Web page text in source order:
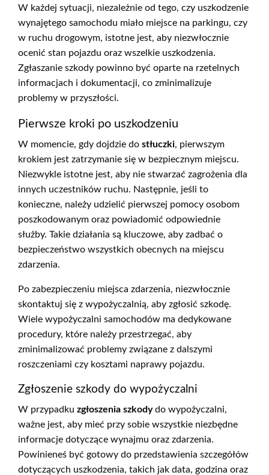
W każdej sytuacji, niezależnie od tego, czy uszkodzenie
wynajętego samochodu miało miejsce na parkingu, czy
w ruchu drogowym, istotne jest, aby niezwłocznie
ocenić stan pojazdu oraz wszelkie uszkodzenia.
Zgłaszanie szkody powinno być oparte na rzetelnych
informacjach i dokumentacji, co zminimalizuje
problemy w przyszłości.
Pierwsze kroki po uszkodzeniu
W momencie, gdy dojdzie do stłuczki, pierwszym
krokiem jest zatrzymanie się w bezpiecznym miejscu.
Niezwykle istotne jest, aby nie stwarzać zagrożenia dla
innych uczestników ruchu. Następnie, jeśli to
konieczne, należy udzielić pierwszej pomocy osobom
poszkodowanym oraz powiadomić odpowiednie
służby. Takie działania są kluczowe, aby zadbać o
bezpieczeństwo wszystkich obecnych na miejscu
zdarzenia.
Po zabezpieczeniu miejsca zdarzenia, niezwłocznie
skontaktuj się z wypożyczalnią, aby zgłosić szkodę.
Wiele wypożyczalni samochodów ma dedykowane
procedury, które należy przestrzegać, aby
zminimalizować problemy związane z dalszymi
roszczeniami czy kosztami naprawy pojazdu.
Zgłoszenie szkody do wypożyczalni
W przypadku zgłoszenia szkodydo wypożyczalni,
ważne jest, aby mieć przy sobie wszystkie niezbędne
informacje dotyczące wynajmu oraz zdarzenia.
Powinieneś być gotowy do przedstawienia szczegółów
dotyczących uszkodzenia, takich jak data, godzina oraz